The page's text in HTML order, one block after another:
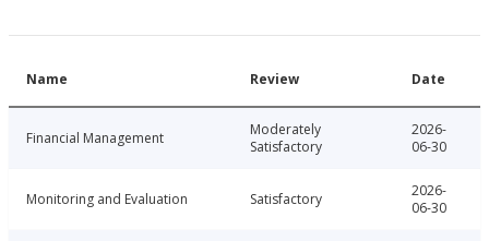
Name Review Date
Financial Management
Moderately
Satisfactory
2026-
06-30
Monitoring and Evaluation Satisfactory
2026-
06-30